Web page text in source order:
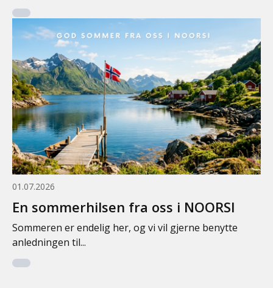
01.07.2026
En sommerhilsen fra oss i NOORSI
Sommeren er endelig her, og vi vil gjerne benytte
anledningen til...